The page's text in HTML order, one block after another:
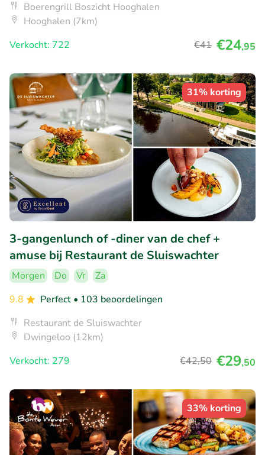
Boerengrill Boszicht Hooghalen
Hooghalen (7km)
Verkocht: 722
€41 €24,95
31% korting
3-gangenlunch of -diner van de chef +
amuse bij Restaurant de Sluiswachter
Morgen Do Vr
Za
9.8
Perfect • 103 beoordelingen
Restaurant de Sluiswachter
Dwingeloo (12km)
Verkocht: 279
€42,50 €29,50
33% korting